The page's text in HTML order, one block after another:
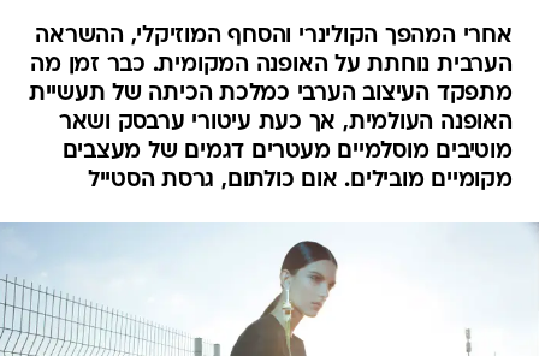
אחרי המהפך הקולינרי והסחף המוזיקלי, ההשראה
הערבית נוחתת על האופנה המקומית. כבר זמן מה
מתפקד העיצוב הערבי כמלכת הכיתה של תעשיית
האופנה העולמית, אך כעת עיטורי ערבסק ושאר
מוטיבים מוסלמיים מעטרים דגמים של מעצבים
מקומיים מובילים. אום כולתום, גרסת הסטייל